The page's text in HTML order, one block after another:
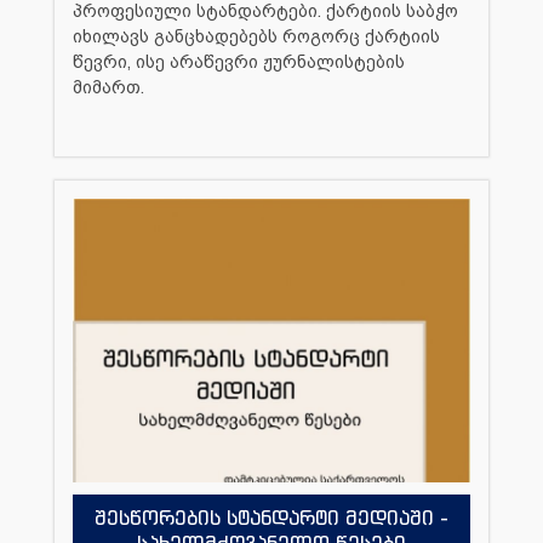
პროფესიული სტანდარტები. ქარტიის საბჭო
იხილავს განცხადებებს როგორც ქარტიის
წევრი, ისე არაწევრი ჟურნალისტების
მიმართ.
შესწორების სტანდარტი მედიაში -